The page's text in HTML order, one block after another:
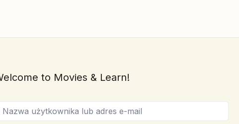
to Movies & Learn!